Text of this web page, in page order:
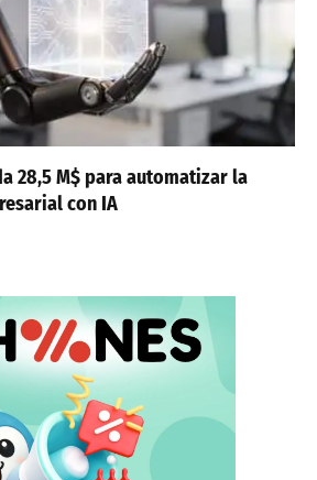
28,5 M$ para automatizar la
con IA